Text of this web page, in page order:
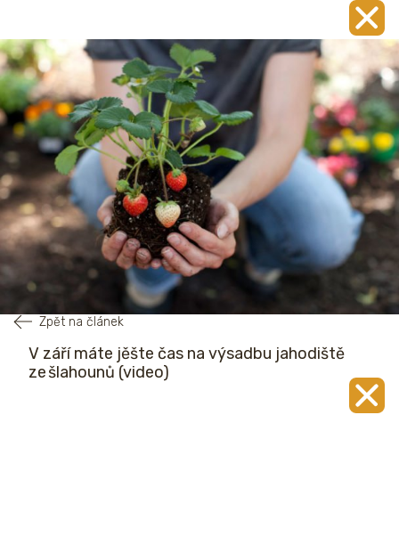
Zpět na článek
V září máte jěšte čas na výsadbu jahodiště
ze šlahounů (video)